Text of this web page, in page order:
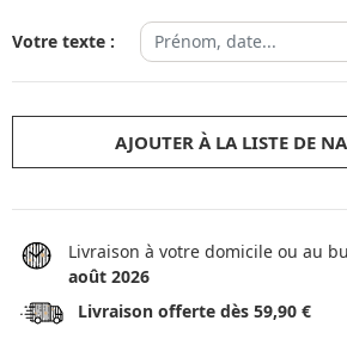
Votre texte :
AJOUTER À LA LISTE DE
Livraison à votre domicile ou au
août 2026
Livraison offerte dès 59,90 €